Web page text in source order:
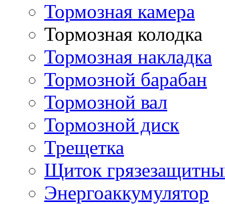
Тормозная камера
Тормозная колодка
Тормозная накладка
Тормозной барабан
Тормозной вал
Тормозной диск
Трещетка
Щиток
Энергоаккумулятор